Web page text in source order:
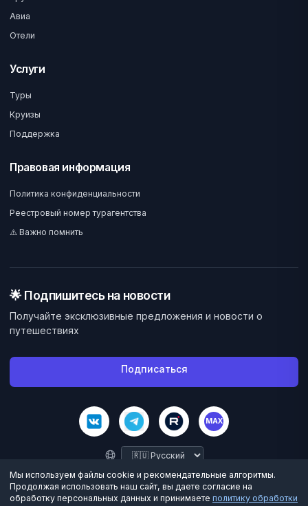
Авиа
Отели
Услуги
Туры
Круизы
Поддержка
Правовая информация
Политика конфиденциальности
Реестровый номер турагентства
⚠️ Важно помнить
🌟 Подпишитесь на новости
Получайте эксклюзивные предложения и новости о
путешествиях
Подписаться
MAX
©2026Велес Вояж. Все права защищены.
Мы используем файлы cookie и рекомендательные алгоритмы.
Продолжая использовать наш сайт, вы даете согласие на
обработку персональных данных и принимаете политику обработки